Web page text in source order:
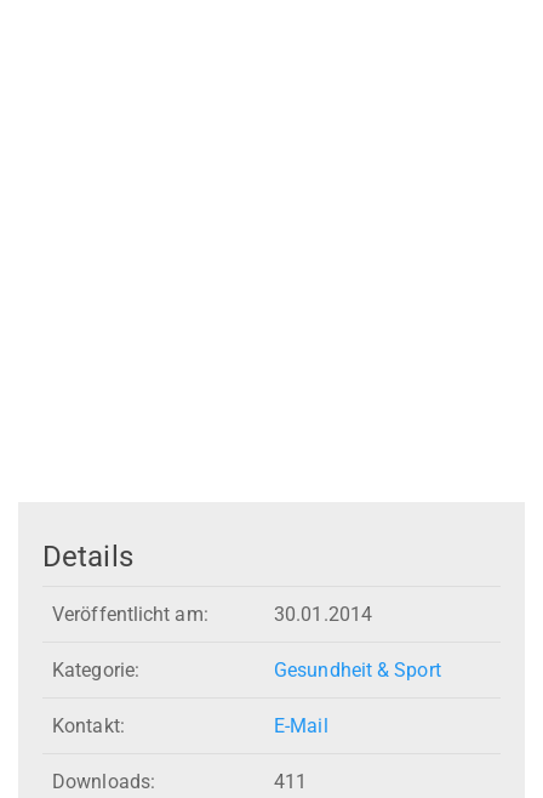
Details
Veröffentlicht am: 30.01.2014
Kategorie: Gesundheit & Sport
Kontakt: E-Mail
Downloads: 411